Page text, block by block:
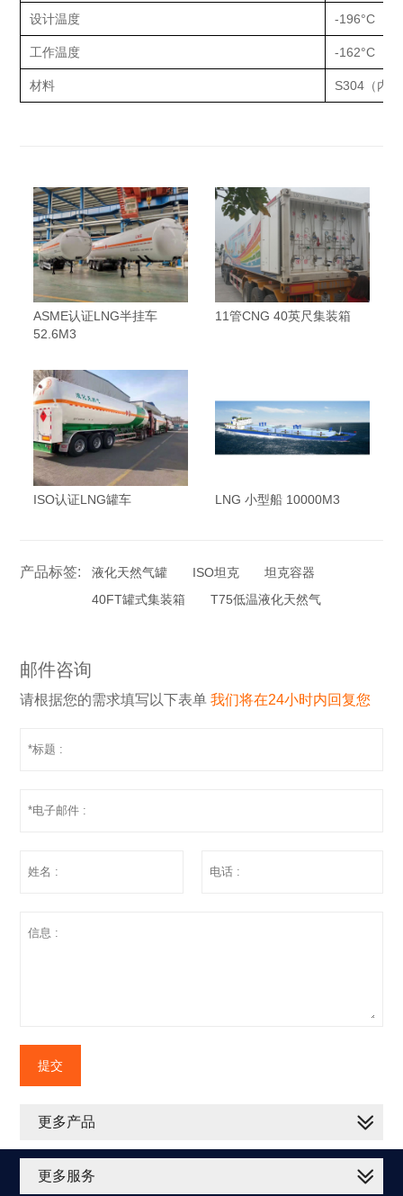
设计温度 -196°C（
工作温度 -162°C（
材料 S304（内
ASME认证LNG半挂车
52.6M3
11管CNG 40英尺集装箱
ISO认证LNG罐车 LNG 小型船 10000M3
产品标签: 液化天然气罐 ISO坦克
坦克容器
40FT罐式集装箱
T75低温液化天然气
邮件咨询
请根据您的需求填写以下表单我们将在24小时内回复您
提交
更多产品
更多服务